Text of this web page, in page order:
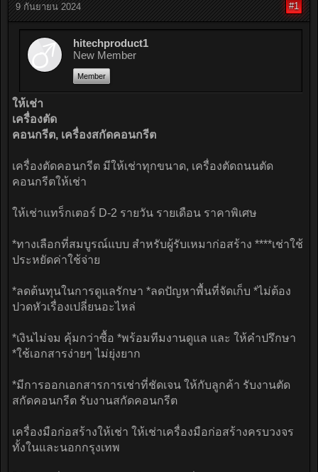
9 กันยายน 2024 #1
hitechproduct1
New Member
Member
ให้เช่า
เครื่องตัด
คอนกรีต, เครื่องสกัดคอนกรีต
เครื่องตัดคอนกรีต มีให้เช่าทุกขนาด, เครื่องตัดถนนตัด
คอนกรีตให้เช่า
ให้เช่าแทร็กเตอร์ D-2 รายวัน รายเดือน ราคาพิเศษ
*ทางเลือกที่สมบูรณ์แบบ สำหรับผู้รับเหมาก่อสร้าง ****เช่าใช้
ประหยัดค่าใช้จ่าย
*ลดต้นทุนในการดูแลรักษา *ลดปัญหาพื้นที่จัดเก็บ *ไม่ต้อง
ปวดหัวเรื่องเปลี่ยนอะไหล่
*เงินไม่จม คุ้มกว่าซื้อ *พร้อมทีมงานดูแล และ ให้คำปรึกษา
*ใช้เอกสารง่ายๆ ไม่ยุ่งยาก
*มีการออกเอกสารการเช่าที่ชัดเจน ให้กับลูกค้า รับงานตัด
สกัดคอนกรีต รับงานสกัดคอนกรีต
เครื่องมือก่อสร้างให้เช่า ให้เช่าเครื่องมือก่อสร้างครบวงจร
ทั้งในและนอกกรุงเทพ